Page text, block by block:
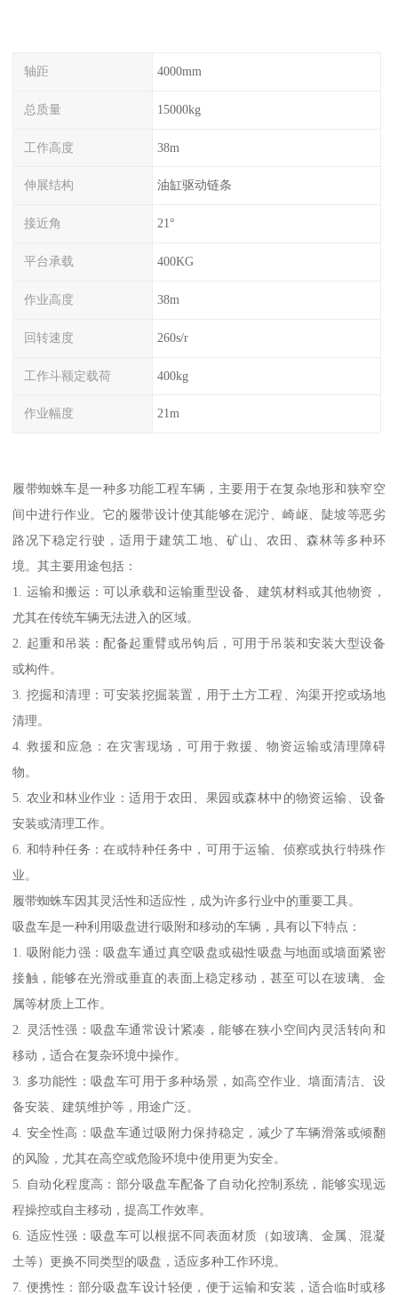
轴距 4000mm
总质量 15000kg
工作高度 38m
伸展结构 油缸驱动链条
接近角 21°
平台承载 400KG
作业高度 38m
回转速度 260s/r
工作斗额定载荷 400kg
作业幅度 21m
履带蜘蛛车是一种多功能工程车辆，主要用于在复杂地形和狭窄空
间中进行作业。它的履带设计使其能够在泥泞、崎岖、陡坡等恶劣
路况下稳定行驶，适用于建筑工地、矿山、农田、森林等多种环
境。其主要用途包括：
1. 运输和搬运：可以承载和运输重型设备、建筑材料或其他物资，
尤其在传统车辆无法进入的区域。
2. 起重和吊装：配备起重臂或吊钩后，可用于吊装和安装大型设备
或构件。
3. 挖掘和清理：可安装挖掘装置，用于土方工程、沟渠开挖或场地
清理。
4. 救援和应急：在灾害现场，可用于救援、物资运输或清理障碍
物。
5. 农业和林业作业：适用于农田、果园或森林中的物资运输、设备
安装或清理工作。
6. 和特种任务：在或特种任务中，可用于运输、侦察或执行特殊作
业。
履带蜘蛛车因其灵活性和适应性，成为许多行业中的重要工具。
吸盘车是一种利用吸盘进行吸附和移动的车辆，具有以下特点：
1. 吸附能力强：吸盘车通过真空吸盘或磁性吸盘与地面或墙面紧密
接触，能够在光滑或垂直的表面上稳定移动，甚至可以在玻璃、金
属等材质上工作。
2. 灵活性强：吸盘车通常设计紧凑，能够在狭小空间内灵活转向和
移动，适合在复杂环境中操作。
3. 多功能性：吸盘车可用于多种场景，如高空作业、墙面清洁、设
备安装、建筑维护等，用途广泛。
4. 安全性高：吸盘车通过吸附力保持稳定，减少了车辆滑落或倾翻
的风险，尤其在高空或危险环境中使用更为安全。
5. 自动化程度高：部分吸盘车配备了自动化控制系统，能够实现远
程操控或自主移动，提高工作效率。
6. 适应性强：吸盘车可以根据不同表面材质（如玻璃、金属、混凝
土等）更换不同类型的吸盘，适应多种工作环境。
7. 便携性：部分吸盘车设计轻便，便于运输和安装，适合临时或移